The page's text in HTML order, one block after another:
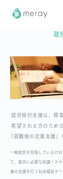
就
就労移行支援は、障
希望される方のため
「就職後の定着支援
一般就労を目指しているけ
て、就労に必要な知識・ス
連の支援を行う社会福祉サー